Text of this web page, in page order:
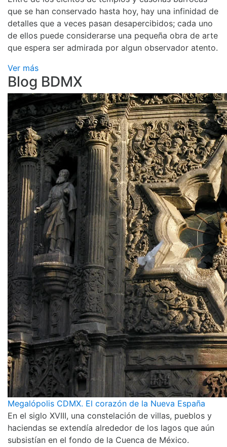
que se han conservado hasta hoy, hay una infinidad de
detalles que a veces pasan desapercibidos; cada uno
de ellos puede considerarse una pequeña obra de arte
que espera ser admirada por algun observador atento.
Ver más
Blog BDMX
Megalópolis CDMX. El corazón de la Nueva España
En el siglo XVIII, una constelación de villas, pueblos y
haciendas se extendía alrededor de los lagos que aún
subsistían en el fondo de la Cuenca de México.